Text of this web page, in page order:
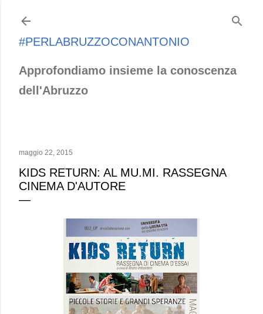
#PERLABRUZZOCONANTONIO
Approfondiamo insieme la conoscenza
dell'Abruzzo
maggio 22, 2015
KIDS RETURN: AL MU.MI. RASSEGNA
CINEMA D'AUTORE